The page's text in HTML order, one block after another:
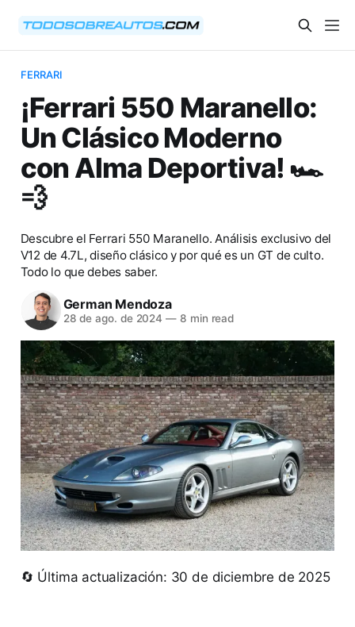
FERRARI
¡Ferrari 550 Maranello:
Un Clásico Moderno
con Alma Deportiva! 🏎️
💨
Descubre el Ferrari 550 Maranello. Análisis exclusivo del
V12 de 4.7L, diseño clásico y por qué es un GT de culto.
Todo lo que debes saber.
German Mendoza
28 de ago. de 2024 — 8 min read
🔄 Última actualización: 30 de diciembre de 2025